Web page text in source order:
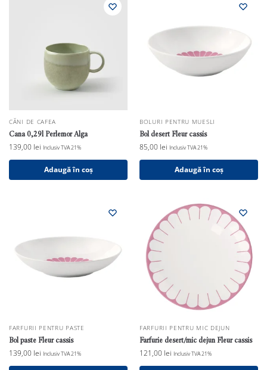
CĂNI DE CAFEA
Cana 0,29l Perlemor Alga
139,00 lei Inclusiv TVA 21%
Adaugă în coș
BOLURI PENTRU MUESLI
Bol desert Fleur cassis
85,00 lei Inclusiv TVA 21%
Adaugă în coș
FARFURII PENTRU PASTE
Bol paste Fleur cassis
139,00 lei Inclusiv TVA 21%
FARFURII PENTRU MIC DEJUN
Farfurie desert/mic dejun Fleur cassis
121,00 lei Inclusiv TVA 21%